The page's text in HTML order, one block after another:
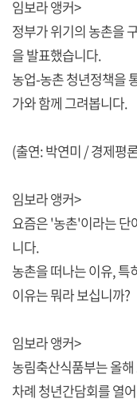
임보라 앵커>
정부가 위기의 농촌을
을 발표했습니다.
농업-농촌 청년정책을
가와 함께 그려봅니다.
(출연: 박연미 / 경제평
임보라 앵커>
요즘은 '농촌'이라는 단
니다.
농촌을 떠나는 이유, 특
이유는 뭐라 보십니까?
임보라 앵커>
농림축산식품부는 올
차례 청년간담회를 열